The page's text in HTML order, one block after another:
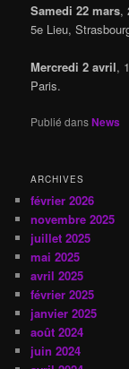
Samedi 22 mars,
5e Lieu,
Mercredi 2 avril,
Paris.
Publié dansNews
ARCHIVES
février 2026
novembre 2025
juillet 2025
mai 2025
avril 2025
février 2025
janvier 2025
août 2024
juin 2024